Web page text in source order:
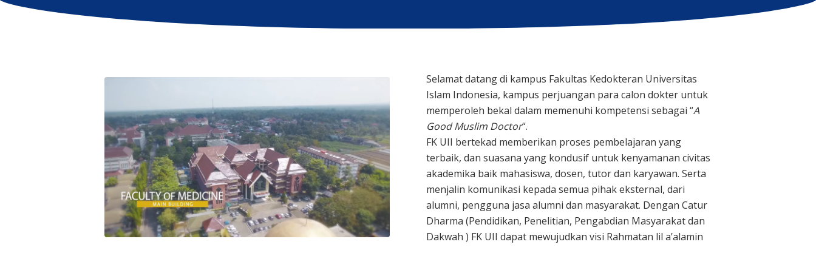
Selamat datang di kampus Fakultas Kedokteran Universitas
Islam Indonesia, kampus perjuangan para calon dokter untuk
memperoleh bekal dalam memenuhi kompetensi sebagai “A
Good Muslim Doctor“.
FK UII bertekad memberikan proses pembelajaran yang
terbaik, dan suasana yang kondusif untuk kenyamanan civitas
akademika baik mahasiswa, dosen, tutor dan karyawan. Serta
menjalin komunikasi kepada semua pihak eksternal, dari
alumni, pengguna jasa alumni dan masyarakat. Dengan Catur
Dharma (Pendidikan, Penelitian, Pengabdian Masyarakat dan
Dakwah ) FK UII dapat mewujudkan visi Rahmatan lil a’alamin